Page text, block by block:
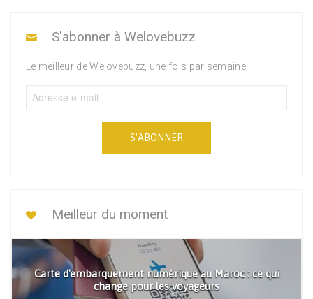
S'abonner à Welovebuzz
Le meilleur de Welovebuzz, une fois par semaine !
S'ABONNER
Meilleur du moment
Carte d'embarquement numérique au Maroc : ce qui
change pour les voyageurs